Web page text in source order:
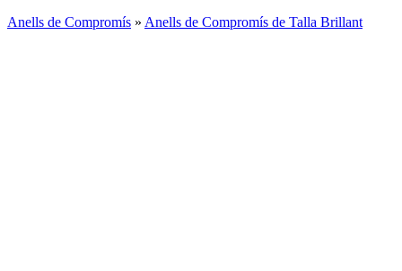
Anells de Compromís » Anells de Compromís de Talla Brillant